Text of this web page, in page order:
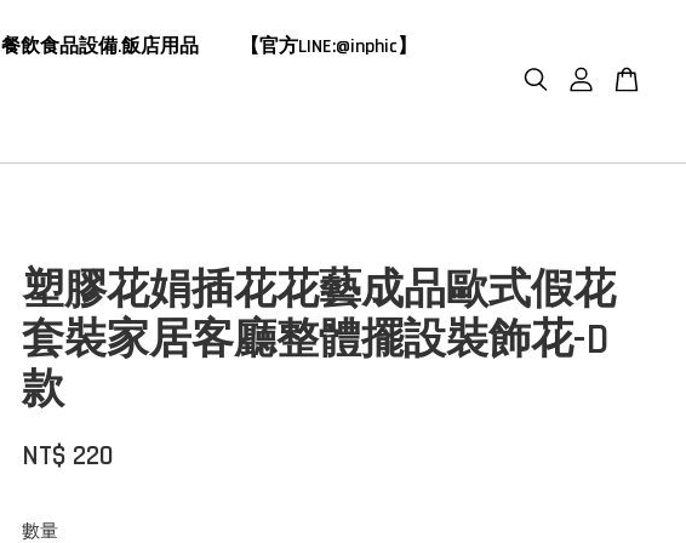
餐飲食品設備.飯店用品 【官方LINE:@inphic】
塑膠花娟插花花藝成品歐式假花
套裝家居客廳整體擺設裝飾花-D
款
NT$ 220
數量